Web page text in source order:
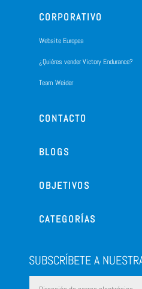
CORPORATIVO
Website Europea
¿Quiéres vender Victory Endurance?
Team Weider
CONTACTO
BLOGS
OBJETIVOS
CATEGORÍAS
SUBSCRÍBETE A